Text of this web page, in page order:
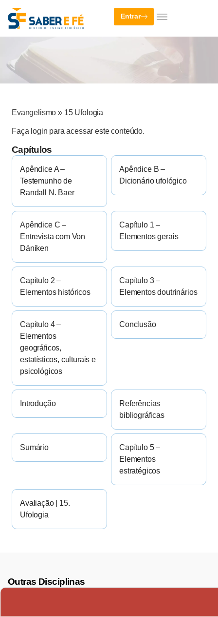
Entrar
Evangelismo » 15 Ufologia
Faça login para acessar este conteúdo.
Capítulos
Apêndice A –
Testemunho de
Randall N. Baer
Apêndice B –
Dicionário ufológico
Apêndice C –
Entrevista com Von
Däniken
Capítulo 1 –
Elementos gerais
Capítulo 2 –
Elementos históricos
Capítulo 3 –
Elementos doutrinários
Capítulo 4 –
Elementos
geográficos,
estatísticos, culturais e
psicológicos
Conclusão
Introdução
Referências
bibliográficas
Sumário
Capítulo 5 –
Elementos
estratégicos
Avaliação | 15.
Ufologia
Outras Disciplinas